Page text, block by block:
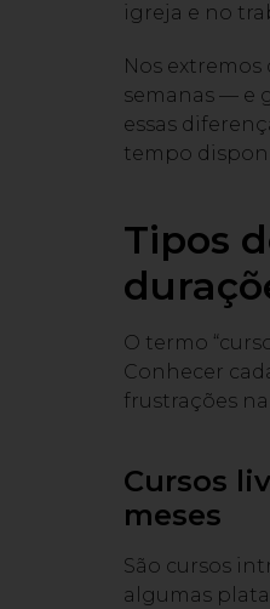
igreja e no
Nos
semanas — e
essas
tempo
Tipos
O termo
Conhecer
frustrações
Cursos
meses
São cursos
algumas